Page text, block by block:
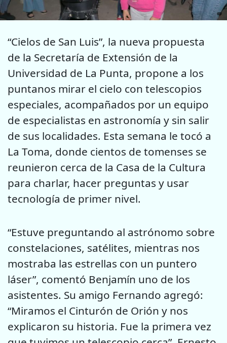
“Cielos de San Luis”, la nueva propuesta
de la Secretaría de Extensión de la
Universidad de La Punta, propone a los
puntanos mirar el cielo con telescopios
especiales, acompañados por un equipo
de especialistas en astronomía y sin salir
de sus localidades. Esta semana le tocó a
La Toma, donde cientos de tomenses se
reunieron cerca de la Casa de la Cultura
para charlar, hacer preguntas y usar
tecnología de primer nivel.
“Estuve preguntando al astrónomo sobre
constelaciones, satélites, mientras nos
mostraba las estrellas con un puntero
láser”, comentó Benjamín uno de los
asistentes. Su amigo Fernando agregó:
“Miramos el Cinturón de Orión y nos
explicaron su historia. Fue la primera vez